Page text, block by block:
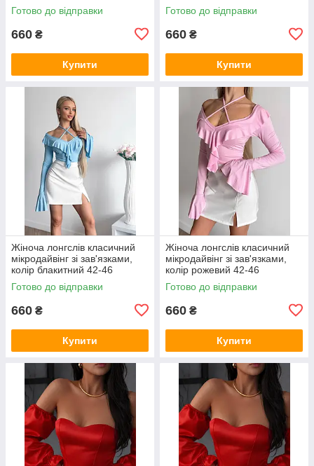
Готово до відправки
660 ₴
Купити
Готово до відправки
660 ₴
Купити
Жіноча лонгслів класичний
мікродайвінг зі зав'язками,
колір блакитний 42-46
Готово до відправки
660 ₴
Купити
Жіноча лонгслів класичний
мікродайвінг зі зав'язками,
колір рожевий 42-46
Готово до відправки
660 ₴
Купити